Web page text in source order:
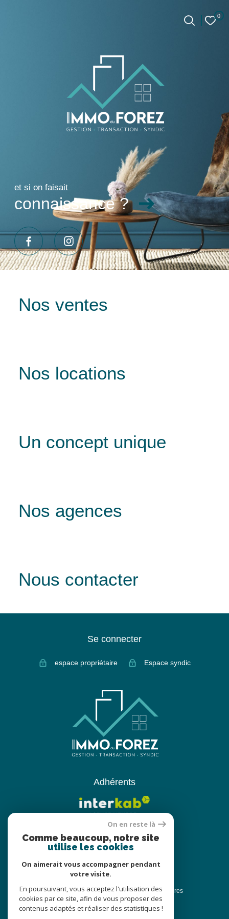
0
et si on faisait
connaissance ?
Nos ventes
Nos locations
Un concept unique
Nos agences
Nous contacter
Se connecter
espace propriétaire Espace syndic
Adhérents
© 2022 Tous droits réservés
Traduction powered by Google Nos honoraires
Plan du site Nos honoraires
On en reste là
Comme beaucoup, notre site
utilise les cookies
On aimerait vous accompagner pendant
votre visite.
En poursuivant, vous acceptez l'utilisation des
cookies par ce site, afin de vous proposer des
contenus adaptés et réaliser des statistiques !